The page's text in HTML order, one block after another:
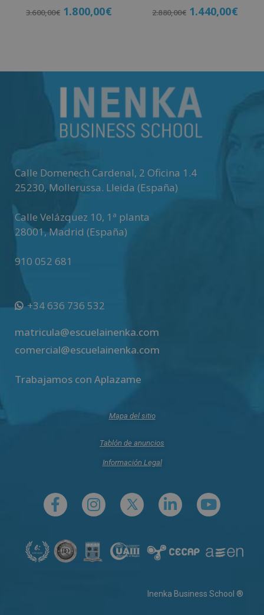
3.600,00€ 1.800,00€ 2.880,00€ 1.440,00€
Calle Domenech Cardenal, 2 Oficina 1.4
25230, Mollerussa. Lleida (España)
Calle Velázquez 10, 1ª planta
28001,Madrid (España)
910 052 681
+34 636 736 532
matricula@escuelainenka.com
comercial@escuelainenka.com
Trabajamos con Aplazame
Mapa del sitio
Tablón de anuncios
Información Legal
Inenka Business School ®